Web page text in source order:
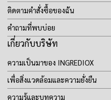
ติดตามคำสั่งซื้อของฉัน
คำถามที่พบบ่อย
เกี่ยวกับบริษัท
ความเป็นมาของ INGREDIOX
เพื่อสิ่งแวดล้อมและความยั่งยืน
ความรู้และบทความ